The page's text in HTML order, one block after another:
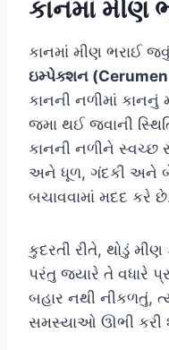
કાનમાં મીણ
કાનમાં મીણ ભરાઈ
ઇમ્પેક્શન
કાનની નળીમાં કાનનું
જમા થઈ જવાની
કાનની નળીને સ્વચ્છ
અને ધૂળ, ગંદકી અને
બચાવવામાં મદદ કરે
કુદરતી રીતે, થોડું
પરંતુ જ્યારે તે વધારે
બહાર નથી નીકળતું,
સમસ્યાઓ ઊભી કરી